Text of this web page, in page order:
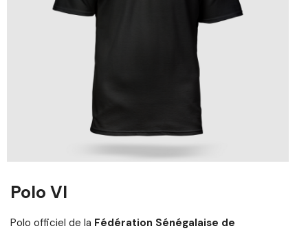
Polo VI
Polo officiel de la Fédération Sénégalaise de